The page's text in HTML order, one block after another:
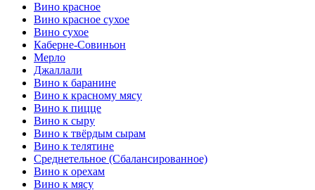
Вино красное
Вино красное сухое
Вино сухое
Каберне-Совиньон
Мерло
Джаллали
Вино к баранине
Вино к красному мясу
Вино к пицце
Вино к сыру
Вино к твёрдым сырам
Вино к телятине
Среднетельное (Сбалансированное)
Вино к орехам
Вино к мясу